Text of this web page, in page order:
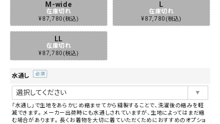
M-wide
在庫切れ
¥87,780 税込
L
在庫切れ
¥87,780 税込
LL
在庫切れ
¥87,780 税込
水通し
須)
「水通し」で生地をあらかじめ縮ませてから縫製することで、洗濯後の縮みを軽
減できます。 メーカー出荷時にも水通しされていますが、生地によってはまだ縮
む場合があります。 長くお着物を大切に着ていただくためにおすすめのオプショ